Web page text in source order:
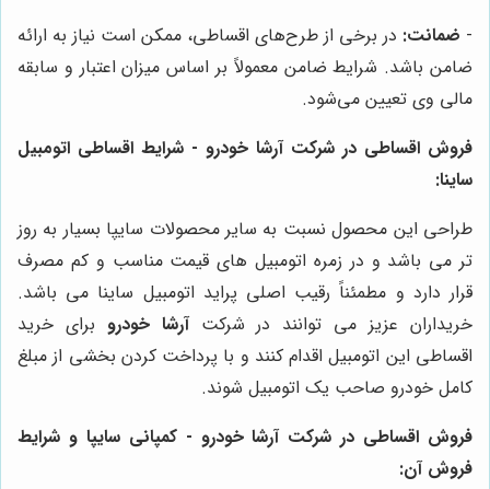
- ضمانت: در برخی از طرح‌های اقساطی، ممکن است نیاز به ارائه
ضامن باشد. شرایط ضامن معمولاً بر اساس میزان اعتبار و سابقه
مالی وی تعیین می‌شود.
فروش اقساطی در شرکت آرشا خودرو - شرایط اقساطی اتومبیل
ساینا:
طراحی این محصول نسبت به سایر محصولات سایپا بسیار به روز
تر می باشد و در زمره اتومبیل های قیمت مناسب و کم مصرف
قرار دارد و مطمئناً رقیب اصلی پراید اتومبیل ساینا می باشد.
خریداران عزیز می توانند در شرکتآرشا خودرو برای خرید
اقساطی این اتومبیل اقدام کنند و با پرداخت کردن بخشی از مبلغ
کامل خودرو صاحب یک اتومبیل شوند.
فروش اقساطی در شرکت آرشا خودرو - کمپانی سایپا و شرایط
فروش آن: